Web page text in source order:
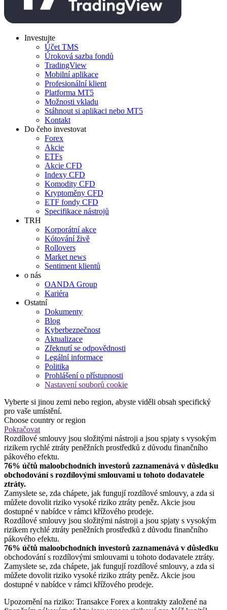
Investujte
Účet TMS
Úroková sazba fondů
TradingView
Mobilní aplikace
Profesionální klient
Platforma MT5
Možnosti vkladu
Stáhnout si aplikaci nebo MT5
Kontakt
Do čeho investovat
Forex
Akcie
ETFs
Akcie CFD
Indexy CFD
Komodity CFD
Kryptoměny CFD
ETF fondy CFD
Specifikace nástrojů
TRH
Korporátní akce
Kótování živě
Rollovers
Market news
Sentiment klientů
o nás
OANDA Group
Kariéra
Ostatní
Dokumenty
Blog
Kyberbezpečnost
Aktualizace
Zřeknutí se odpovědnosti
Legální informace
Politika
Prohlášení o přístupnosti
Nastavení souborů cookie
Vyberte si jinou zemi nebo region, abyste viděli obsah specifický
pro vaše umístění.
Choose country or region
Pokračovat
Rozdílové smlouvy jsou složitými nástroji a jsou spjaty s vysokým
rizikem rychlé ztráty peněžních prostředků z důvodu finančního
pákového efektu.
76% účtů maloobchodních investorů zaznamenává v důsledku
obchodování s rozdílovými smlouvami u tohoto dodavatele
ztráty.
Zamyslete se, zda chápete, jak fungují rozdílové smlouvy, a zda si
můžete dovolit riziko vysoké riziko ztráty peněz. Akcie jsou
dostupné v nabídce v rámci křížového prodeje.
Rozdílové smlouvy jsou složitými nástroji a jsou spjaty s vysokým
rizikem rychlé ztráty peněžních prostředků z důvodu finančního
pákového efektu.
76% účtů maloobchodních investorů zaznamenává v důsledku
obchodování s rozdílovými smlouvami u tohoto dodavatele ztráty.
Zamyslete se, zda chápete, jak fungují rozdílové smlouvy, a zda si
můžete dovolit riziko vysoké riziko ztráty peněz. Akcie jsou
dostupné v nabídce v rámci křížového prodeje.
Upozornění na riziko: Transakce Forex a kontrakty založené na